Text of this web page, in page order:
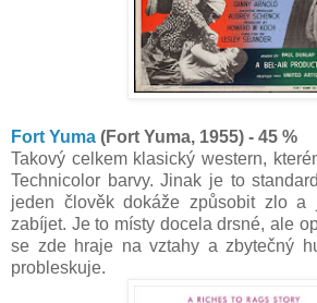
Fort Yuma (Fort Yuma, 1955) - 45 %
Takový celkem klasický western,
Technicolor barvy. Jinak je to
jeden člověk dokáže způsobit zlo a
zabíjet. Je to místy docela drsné, ale
se zde hraje na vztahy a zbytečný
probleskuje.